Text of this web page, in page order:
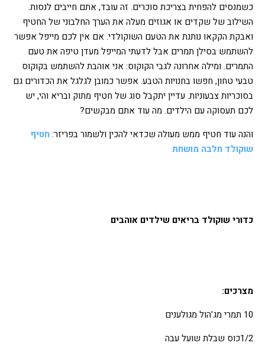
כשמנסים להפחית בצריכת סוכרים. זה עובד, אתם חייבים לנסות.
השילוב של שקדים או אגוזים מעלה את הערך החלבוני של החטיף
ואבקת הקקאו נותנת את הטעם השוקולדי. אם אין לכם מייפל אפשר
להשתמש בסילן תמרים אבל לדעתי המייפל מעדן טיפה את טעם
התמרים. ומילה אחרונה לגבי הקוקוס: אני אוהבת להשתמש בקוקוס
טבעי טחון, חפשו בחנויות הטבע. אפשר כמובן לגלגל את הכדורים גם
בסוכריות צבעוניות. עדיין יתקבל סוג של חטיף מתוק ובריא והי, יש
לכם תעסוקה עם הילדים. מה עוד אתם מבקשים?
והנה עוד חטיף ממש מעולה שכדאי להכין ולשמור בפריזר:חטיף
שוקולד חלבה מושחת
כדורי שוקולד בריאים שילדים אוהבים
מצרכים:
10 תמרי מג'הול מגולענים
1/2כוס שבלת שועל עבה